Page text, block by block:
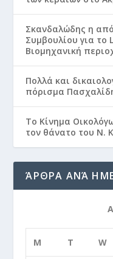
Σκανδαλώδης η
Συμβουλίου για το
Βιομηχανική
Πολλά και
πόρισμα
Το Κίνημα
τον θάνατο του Ν.
ΆΡΘΡΑ ΑΝΆ
M T W